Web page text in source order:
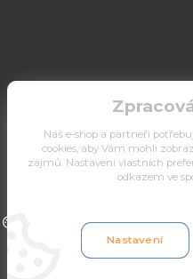
Upravit sběr cookies.
Náš e-shop a partneři
cookies, aby Vám mohli
zájmů. Nastavení vlastních
odkazem ve
Nastavení